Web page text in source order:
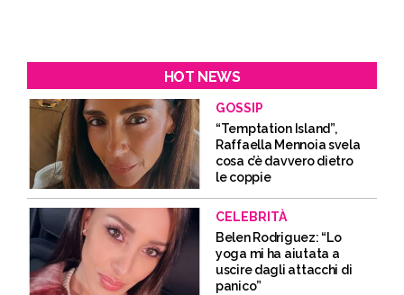
HOT NEWS
GOSSIP
“Temptation Island”,
Raffaella Mennoia svela
cosa c’è davvero dietro
le coppie
CELEBRITÀ
Belen Rodriguez: “Lo
yoga mi ha aiutata a
uscire dagli attacchi di
panico”